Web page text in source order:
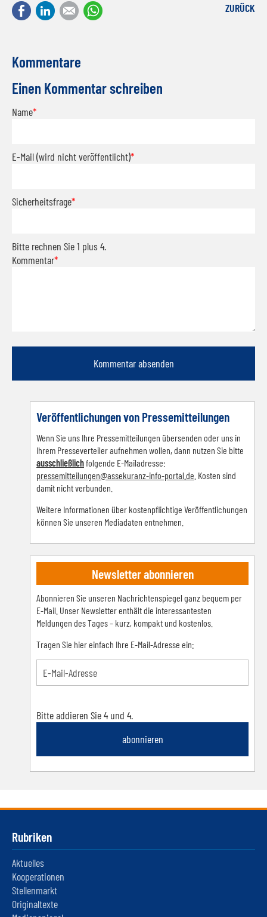
FacebookLinkedInE-mail ZURÜCK
Kommentare
Einen Kommentar schreiben
Name*
E-Mail (wird nicht veröffentlicht)*
Sicherheitsfrage*
Bitte rechnen Sie 1 plus 4.
Kommentar*
Kommentar absenden
Veröffentlichungen von Pressemitteilungen
Wenn Sie uns Ihre Pressemitteilungen übersenden oder uns in
Ihrem Presseverteiler aufnehmen wollen, dann nutzen Sie bitte
ausschließlichfolgende E-Mailadresse:
pressemitteilungen@assekuranz-info-portal.de . Kosten sind
damit nicht verbunden.
Weitere Informationen über kostenpflichtige Veröffentlichungen
können Sie unseren Mediadaten entnehmen.
Newsletter abonnieren
Abonnieren Sie unseren Nachrichtenspiegel ganz bequem per
E-Mail. Unser Newsletter enthält die interessantesten
Meldungen des Tages – kurz, kompakt und kostenlos.
Tragen Sie hier einfach Ihre E-Mail-Adresse ein:
Bitte addieren Sie 4 und 4.
abonnieren
Rubriken
Aktuelles
Kooperationen
Stellenmarkt
Originaltexte